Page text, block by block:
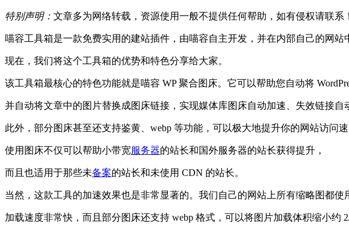
特别声明： 文章多为网络转载，资源使用一般不提供任何帮助，如有侵权请联系！
喵容工具箱是一款免费实用的建站插件，由喵容自主开发，并在内部自己的网站
现在，我们将这个工具箱的优势和特色分享给大家。
该工具箱最核心的特色功能就是喵容 WP 聚合图床。它可以帮助您自动将
并自动将文章中的图片替换成图床链接，实现媒体库图床自动加速、失效链接自
此外，部分图床甚至还支持鉴黄、webp 等功能，可以极大地提升你的网站访问速
使用图床不仅可以帮助小带宽服务器的站长和国外服务器的站长获得提升，
而且也适用于那些未备案的站长和未使用 CDN 的站长。
当然，这款工具的加速效果也是非常显著的。我们自己的网站上所有缩略图都使
加载速度非常快，而且部分图床还支持 webp 格式，可以将图片加载体积缩小约 2/